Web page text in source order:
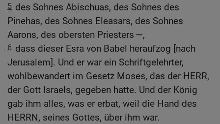
5 des Sohnes Abischuas, des Sohnes des
Pinehas, des Sohnes Eleasars, des Sohnes
Aarons, des obersten Priesters —,
6 dass dieser Esra von Babel heraufzog [nach
Jerusalem]. Und er war ein Schriftgelehrter,
wohlbewandert im Gesetz Moses, das der HERR,
der Gott Israels, gegeben hatte. Und der König
gab ihm alles, was er erbat, weil die Hand des
HERRN, seines Gottes, über ihm war.